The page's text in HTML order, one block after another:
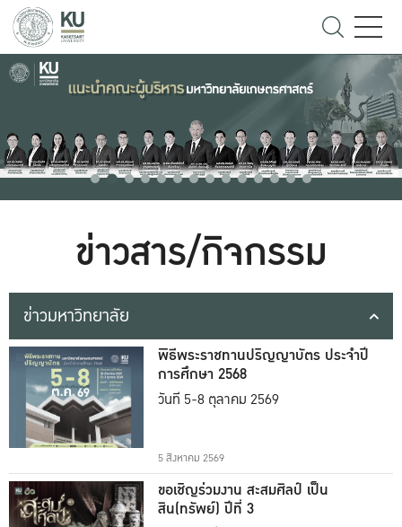
ข่าวสาร/กิจกรรม
ข่าวมหาวิทยาลัย
พิธีพระราชทานปริญญาบัตร ประจำปี
การศึกษา 2568
วันที่ 5-8 ตุลาคม 2569
5 สิงหาคม 2569
ขอเชิญร่วมงาน สะสมศิลป์ เป็น
สิน(ทรัพย์) ปีที่ 3